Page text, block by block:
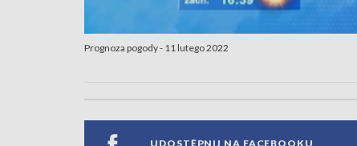
Prognoza pogody - 11 lutego 2022
UDOSTĘPNIJ NA FACEBOOKU